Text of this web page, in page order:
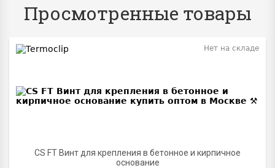
Просмотренные товары
CS FT Винт для крепления в бетонное и кирпичное
основание
Нет на складе